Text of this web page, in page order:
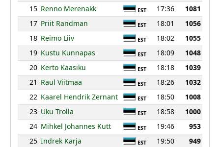
15 Renno Merenakk EST 17:36
1081
17 Priit Randman EST 18:01
1056
18 Reimo Liiv EST 18:02
1055
19 Kustu Kunnapas EST 18:09
1048
20 Kerto Kaasiku EST 18:18
1039
21 Raul Viitmaa EST 18:26
1032
22 Kaarel Hendrik Zernant EST 18:50
1008
23 Uku Trolla EST 18:58
1000
24 Mihkel Johannes Kutt EST 19:46
953
25 Indrek Karja EST 19:50
949